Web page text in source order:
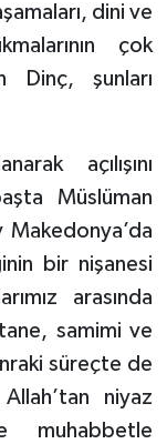
dini ve
çok
Dinç, şunları
açılışını
Müslüman
bir nişanesi
arasında
samimi ve
süreçte de
niyaz
muhabbetle